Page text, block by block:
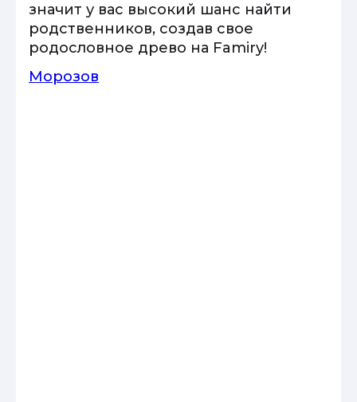
значит у вас высокий шанс найти
родственников, создав свое
родословное древо на Famiry!
Морозов